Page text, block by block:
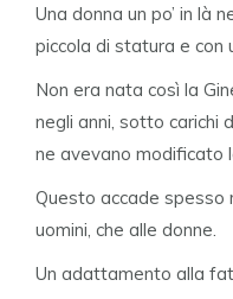
Una donna un po’ in là
piccola di statura e con
Non era nata così la
negli anni, sotto carichi
ne avevano modificato
Questo accade spesso
uomini, che alle donne.
Un adattamento alla